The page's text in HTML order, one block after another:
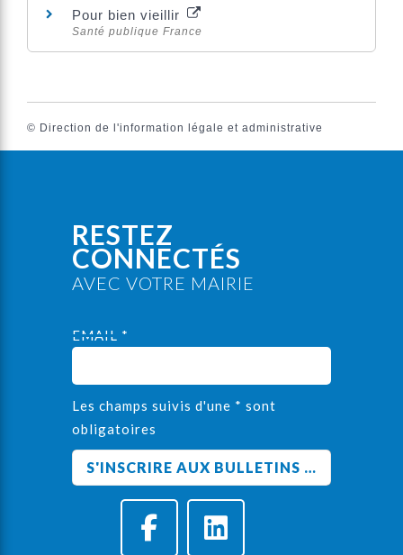
Pour bien vieillir
Santé publique France
© Direction de l'information légale et administrative
RESTEZ
CONNECTÉS
AVEC VOTRE MAIRIE
EMAIL *
Les champs suivis d'une * sont
obligatoires